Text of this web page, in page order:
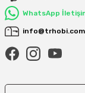
WhatsApp
info@trhobi.com